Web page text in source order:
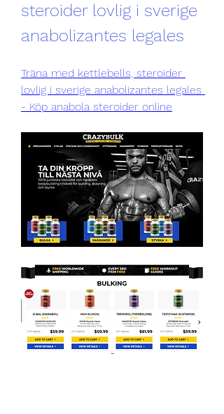
steroider lovlig i sverige
anabolizantes legales
Träna med kettlebells, steroider
lovlig i sverige anabolizantes legales
- Köp anabola steroider online